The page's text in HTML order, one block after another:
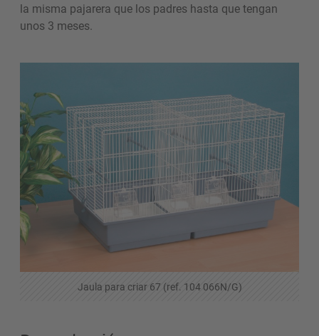
la misma pajarera que los padres hasta que tengan
unos 3 meses.
Jaula para criar 67 (ref. 104 066N/G)